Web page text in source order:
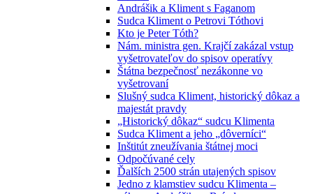
Andrášik a Kliment s Faganom
Sudca Kliment o Petrovi Tóthovi
Kto je Peter Tóth?
Nám. ministra gen. Krajčí zakázal vstup
vyšetrovateľov do spisov operatívy
Štátna bezpečnosť nezákonne vo
vyšetrovaní
Slušný sudca Kliment, historický dôkaz a
majestát pravdy
„Historický dôkaz“ sudcu Klimenta
Sudca Kliment a jeho „dôverníci“
Inštitút zneužívania štátnej moci
Odpočúvané cely
Ďalších 2500 strán utajených spisov
Jedno z klamstiev sudcu Klimenta –